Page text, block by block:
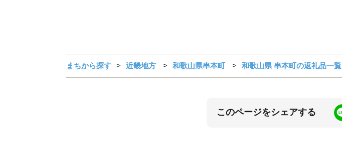
まちから探す 近畿地方 和歌山県串本町 和歌山県 串本町の返礼品一覧
このページをシェアする